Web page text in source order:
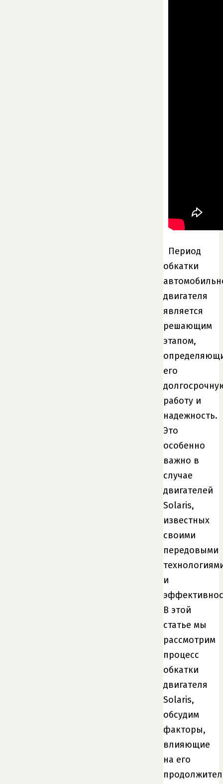
Период
обкатки
двигателя
является
решающим
этапом,
его
работу и
надежность.
Это
особенно
важно в
случае
двигателей
Solaris,
известных
своими
передовыми
и
В этой
статье мы
рассмотрим
процесс
обкатки
двигателя
Solaris,
обсудим
факторы,
влияющие
на его